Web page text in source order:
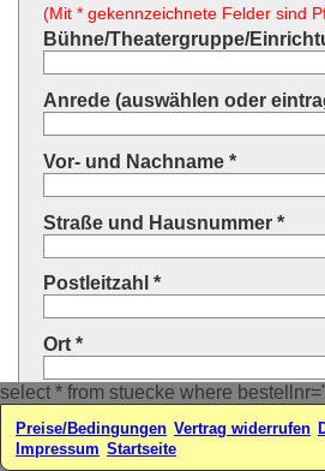
select * from stuecke where
(Mit * gekennzeichnete Felder sind
Bühne/Theatergruppe/
Anrede (auswählen oder
Vor- und Nachname *
Straße und Hausnummer *
Postleitzahl *
Ort *
Land * (auswählen oder
Ihre E-Mail-Adresse*
Preise/Bedingungen Vertrag widerrufen
Impressum Startseite